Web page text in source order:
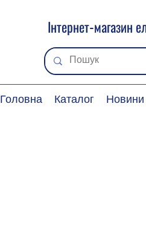
Інтернет-магазин
Головна Каталог Новини